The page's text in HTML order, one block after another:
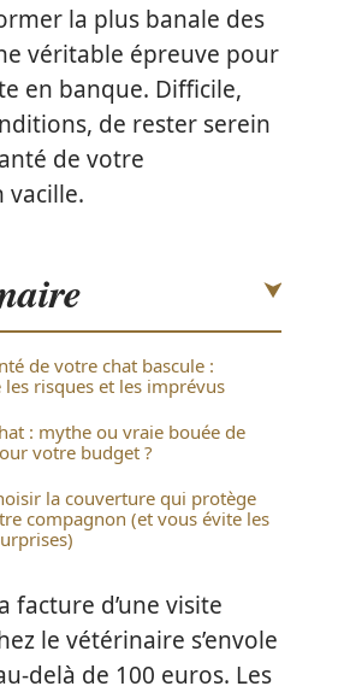
la plus banale des
véritable épreuve pour
en banque. Difficile,
de rester serein
de votre
vacille.
de votre chat bascule :
risques et les imprévus
: mythe ou vraie bouée de
votre budget ?
la couverture qui protège
compagnon (et vous évite les
facture d’une visite
le vétérinaire s’envole
delà de 100 euros. Les